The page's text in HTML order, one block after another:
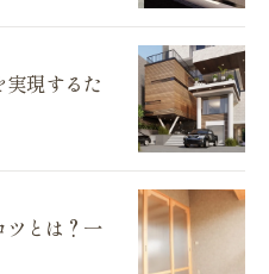
現するた
ツとは？一